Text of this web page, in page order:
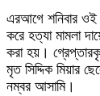
এরআগে শনিবার ওই
করে হত্যা মামলা
করা হয়।
মৃত সিদ্দিক মিয়ার
নম্বর আসামি।